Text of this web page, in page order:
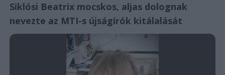
Siklósi Beatrix mocskos, aljas dolognak
nevezte az MTI-s újságírók kitálalását